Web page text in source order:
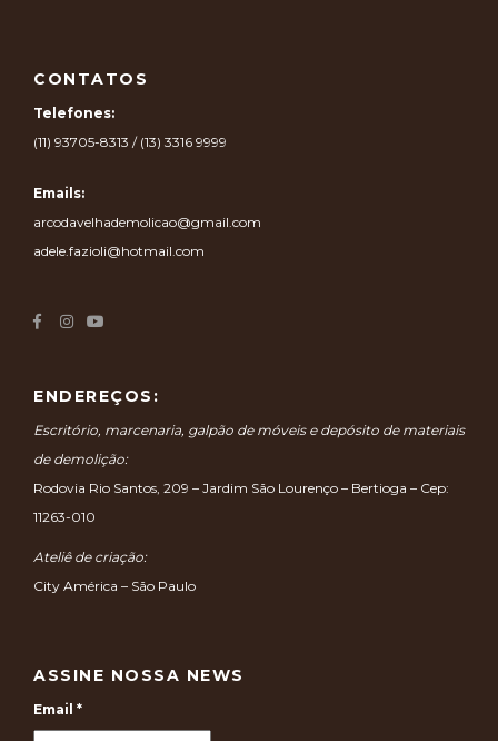
CONTATOS
Telefones:
(11) 93705-8313 / (13) 3316 9999
Emails:
arcodavelhademolicao@gmail.com
adele.fazioli@hotmail.com
ENDEREÇOS:
Escritório, marcenaria, galpão de móveis e depósito de materiais
de demolição:
Rodovia Rio Santos, 209 – Jardim São Lourenço – Bertioga – Cep:
11263-010
Ateliê de criação:
City América – São Paulo
ASSINE NOSSA NEWS
Email *